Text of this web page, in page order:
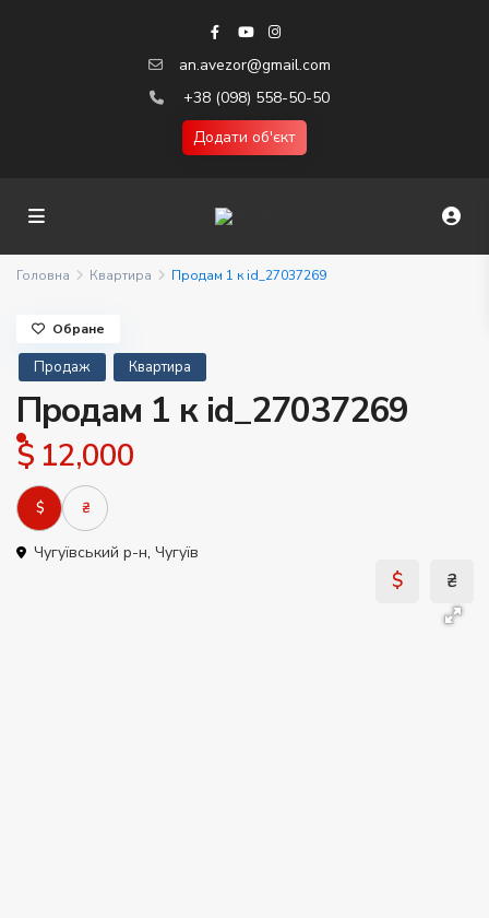
an.avezor@gmail.com
+38 (098) 558-50-50
Додати об'єкт
Головна Квартира Продам 1 к id_27037269
Продаж Квартира
Продам 1 к id_27037269
$ 12,000
$ ₴
Чугуївський р-н, Чугуїв
Обране
$ ₴